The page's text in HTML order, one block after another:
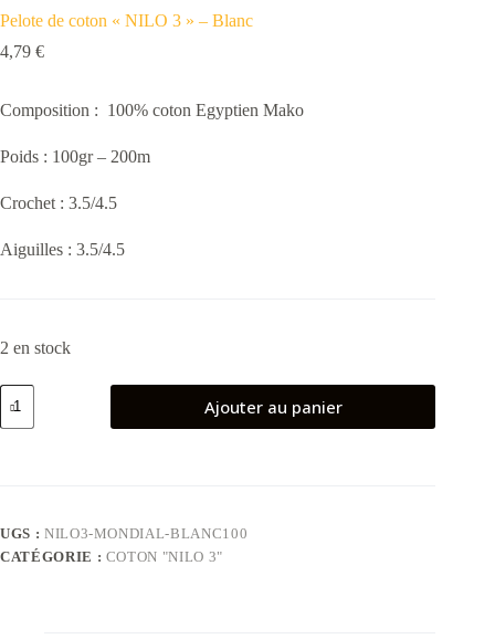
Pelote de coton « NILO 3 » – Blanc
4,79 €
Composition : 100% coton Egyptien Mako
Poids : 100gr – 200m
Crochet : 3.5/4.5
Aiguilles : 3.5/4.5
2 en stock
quantité
de
Pelote
»
-
Ajouter au panier
UGS : NILO3-MONDIAL-BLANC100
CATÉGORIE : COTON "NILO 3"